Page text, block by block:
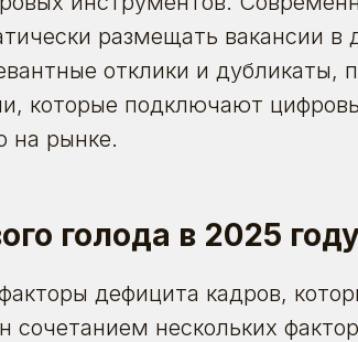
размещать вакансии в
отклики и дубликаты,
которые подключают
на рынке.
голода в 2025
дефицита кадров,
сочетанием нескольких